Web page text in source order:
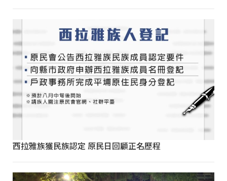
西拉雅族獲民族認定 原民日回顧正名歷程